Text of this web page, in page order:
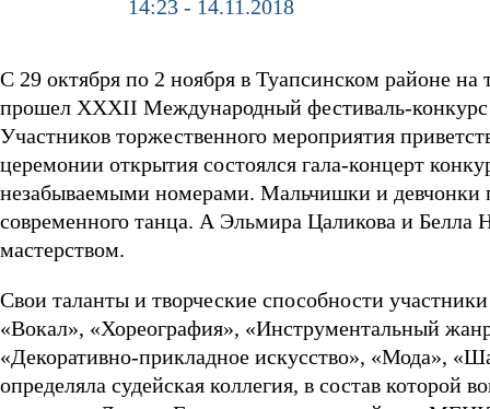
14:23 - 14.11.2018
С 29 октября по 2 ноября в Туапсинском районе на
прошел XXXII Международный фестиваль-
Участников торжественного мероприятия
церемонии открытия состоялся гала-концерт
незабываемыми номерами. Мальчишки и девчонки
современного танца. А Эльмира Цаликова и Белла
мастерством.
Свои таланты и творческие способности
«Вокал», «Хореография», «Инструментальный
«Декоративно-прикладное искусство», «Мода»,
определяла судейская коллегия, в состав